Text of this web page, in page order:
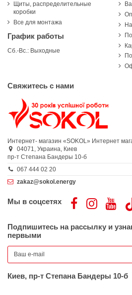
Щиты, распределительные
коробки
Все для монтажа
График работы
Сб.-Вс.: Выходные
Свяжитесь с нами
Интернет- магазин «SOKOL» Интернет
04071, Украина, Киев
пр-т Степана Бандеры 10-б
067 444 02 20
zakaz@sokol.energy
Мы в соцсетях
Подпишитесь на рассылку и
первыми
Киев, пр-т Степана Бандеры 10-б